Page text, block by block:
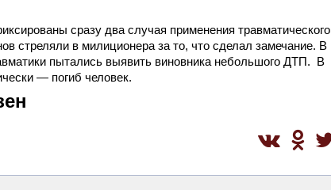
сразу два случая применения травматического
стреляли в милиционера за то, что сделал замечание. В
пытались выявить виновника небольшого ДТП. В
— погиб человек.